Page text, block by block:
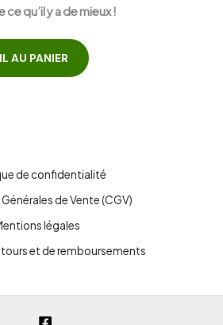
qu’il y a de mieux !
AU PANIER
de confidentialité
de Vente (CGV)
légales
et de remboursements